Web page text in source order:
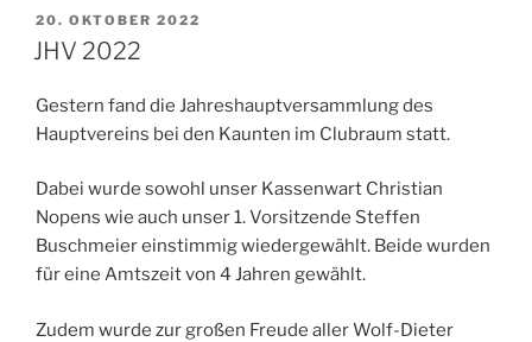
VERÖFFENTLICHT
AM
20. OKTOBER 2022
JHV 2022
Gestern fand die Jahreshauptversammlung des
Hauptvereins bei den Kaunten im Clubraum statt.
Dabei wurde sowohl unser Kassenwart Christian
Nopens wie auch unser 1. Vorsitzende Steffen
Buschmeier einstimmig wiedergewählt. Beide wurden
für eine Amtszeit von 4 Jahren gewählt.
Zudem wurde zur großen Freude aller Wolf-Dieter